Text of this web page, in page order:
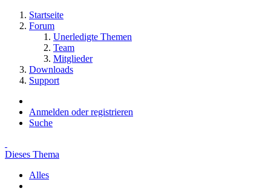
Startseite
Forum
Unerledigte Themen
Team
Mitglieder
Downloads
Support
Anmelden oder registrieren
Suche
Dieses Thema
Alles